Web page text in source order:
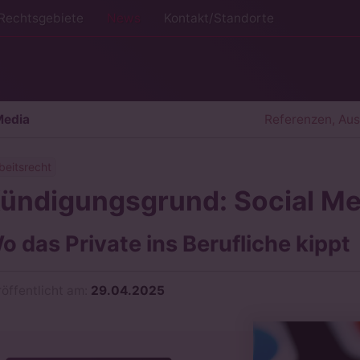
Rechtsgebiete News Kontakt/Standorte
Referenzen,
Social
das Private ins Berufliche kippt
29.04.2025